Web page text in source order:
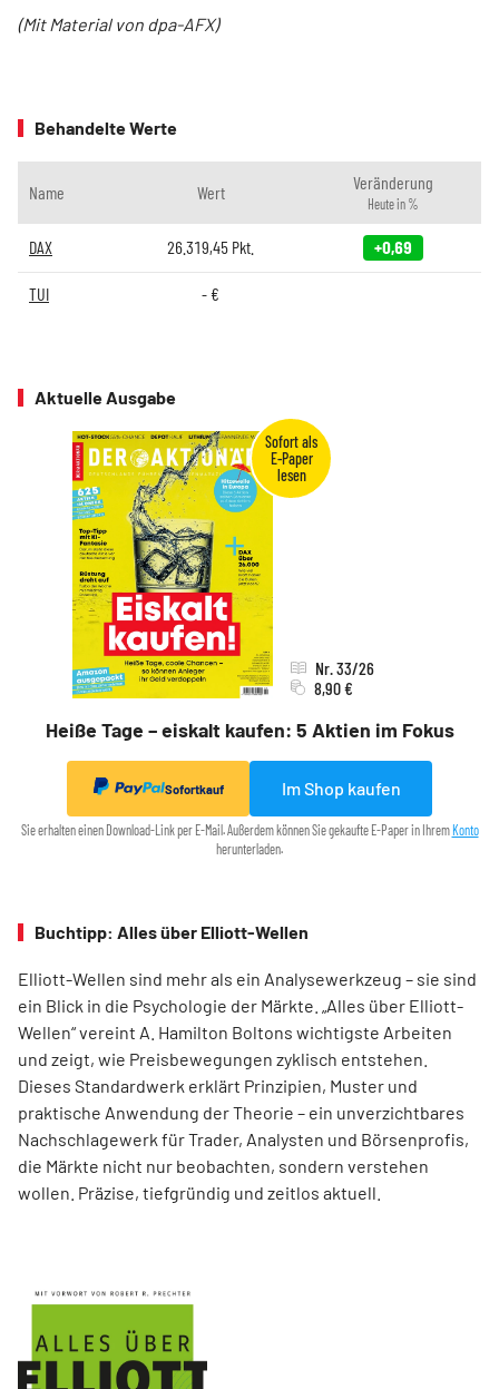
(Mit Material von dpa-AFX)
Behandelte Werte
Name Wert Veränderung
Heute in %
DAX 26.319,45 Pkt. +0,69
TUI - €
Aktuelle Ausgabe
Heiße Tage – eiskalt kaufen: 5 Aktien im Fokus
Nr. 33/26
8,90 €
Sofortkauf Im Shop kaufen
Sie erhalten einen Download-Link per E-Mail. Außerdem können Sie gekaufte E-Paper in Ihrem Konto
herunterladen.
Buchtipp: Alles über Elliott-Wellen
Elliott-Wellen sind mehr als ein Analysewerkzeug – sie sind
ein Blick in die Psychologie der Märkte. „Alles über Elliott-
Wellen“ vereint A. Hamilton Boltons wichtigste Arbeiten
und zeigt, wie Preisbewegungen zyklisch entstehen.
Dieses Standardwerk erklärt Prinzipien, Muster und
praktische Anwendung der Theorie – ein unverzichtbares
Nachschlagewerk für Trader, Analysten und Börsenprofis,
die Märkte nicht nur beobachten, sondern verstehen
wollen. Präzise, tiefgründig und zeitlos aktuell.